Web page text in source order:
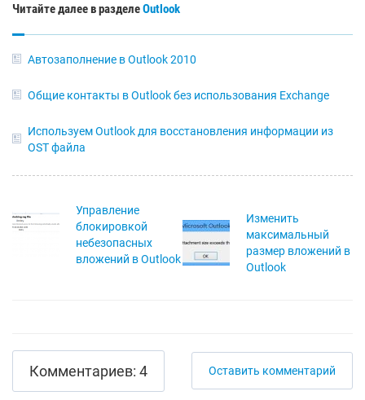
Читайте далее в разделеOutlook
Автозаполнение в Outlook 2010
Общие контакты в Outlook без использования Exchange
Используем Outlook для восстановления информации из
OST файла
Управление
блокировкой
небезопасных
вложений в Outlook
Изменить
максимальный
размер вложений в
Outlook
Комментариев: 4 Оставить комментарий